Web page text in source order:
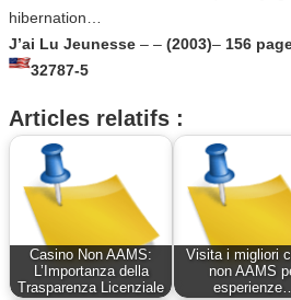
hibernation…
J’ai Lu Jeunesse – – (2003)– 156
32787-5
Articles relatifs :
Casino Non AAMS:
L’Importanza della
Trasparenza Licenziale
Visita i migliori
non AAMS